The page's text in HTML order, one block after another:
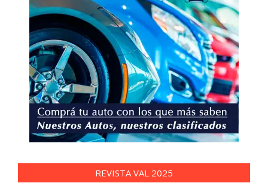
REVISTA VAL 2025